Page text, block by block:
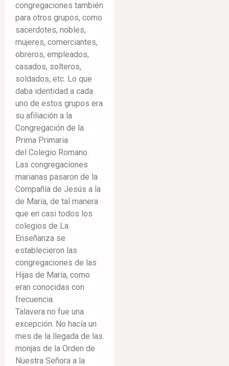
congregaciones también
para otros grupos, como
sacerdotes, nobles,
mujeres, comerciantes,
obreros, empleados,
casados, solteros,
soldados, etc. Lo que
daba identidad a cada
uno de estos grupos era
su afiliación a la
Congregación de la
Prima Primaria
del Colegio Romano.
Las congregaciones
marianas pasaron de la
Compañía de Jesús a la
de María, de tal manera
que en casi todos los
colegios de La
Enseñanza se
establecieron las
congregaciones de las
Hijas de María, como
eran conocidas con
frecuencia.
Talavera no fue una
excepción. No hacía un
mes de la llegada de las
monjas de la Orden de
Nuestra Señora a la